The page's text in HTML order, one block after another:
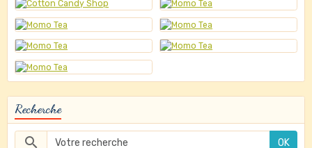
Recherche
OK